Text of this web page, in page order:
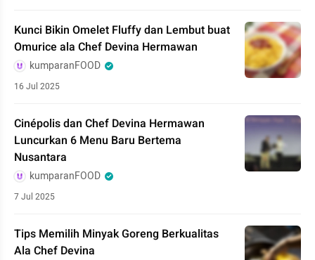
Kunci Bikin Omelet Fluffy dan Lembut buat
Omurice ala Chef Devina Hermawan
kumparanFOOD
16 Jul 2025
Cinépolis dan Chef Devina Hermawan
Luncurkan 6 Menu Baru Bertema
Nusantara
kumparanFOOD
7 Jul 2025
Tips Memilih Minyak Goreng Berkualitas
Ala Chef Devina